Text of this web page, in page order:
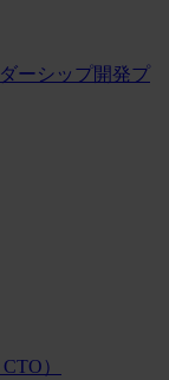
ーシップ開発プ
）